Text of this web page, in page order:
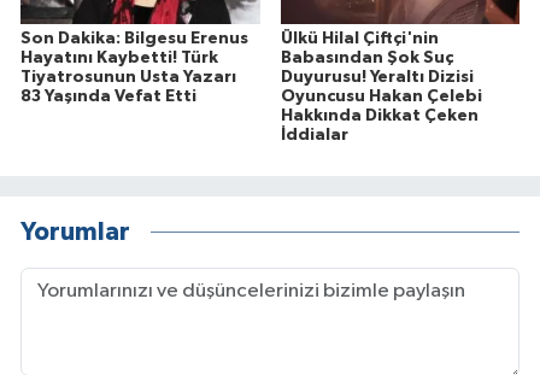
Son Dakika: Bilgesu Erenus
Hayatını Kaybetti! Türk
Tiyatrosunun Usta Yazarı
83 Yaşında Vefat Etti
Ülkü Hilal Çiftçi'nin
Babasından Şok Suç
Duyurusu! Yeraltı Dizisi
Oyuncusu Hakan Çelebi
Hakkında Dikkat Çeken
İddialar
Yorumlar